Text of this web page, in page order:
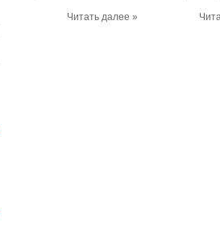
Читать далее »